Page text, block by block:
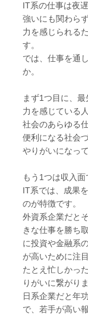
IT系の仕事は夜
強いにも関わら
力を感じられる
す。
では、仕事を通
か。
まず1つ目に、
力を感じている
社会のあらゆる
便利になる社会
やりがいになっ
もう1つは収入面
IT系では、成果
のが特徴です。
外資系企業だと
きな仕事を勝ち
に投資や金融系
が高いために注
たとえ忙しかっ
りがいに繋がりま
日系企業だと年
で、若手が高い